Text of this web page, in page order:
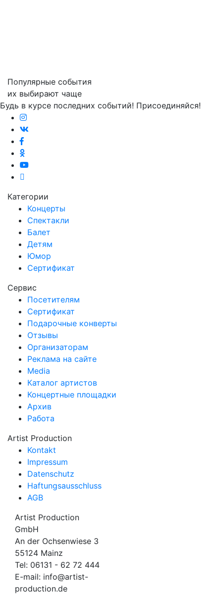
Популярные события
их выбирают чаще
Будь в курсе последних событий! Присоединяйся!
Категории
Концерты
Спектакли
Балет
Детям
Юмор
Сертификат
Сервис
Посетителям
Сертификат
Подарочные конверты
Отзывы
Организаторам
Реклама на сайте
Media
Каталог артистов
Концертные площадки
Архив
Работа
Artist Production
Kontakt
Impressum
Datenschutz
Haftungsausschluss
AGB
Artist Production
GmbH
An der Ochsenwiese 3
55124 Mainz
Tel: 06131 - 62 72 444
E-mail: info@artist-
production.de